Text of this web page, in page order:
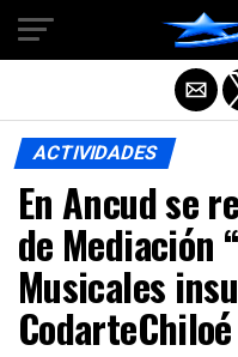
ACTIVIDADES
En Ancud se
de Mediación
Musicales
CodarteChiloé
Salir de